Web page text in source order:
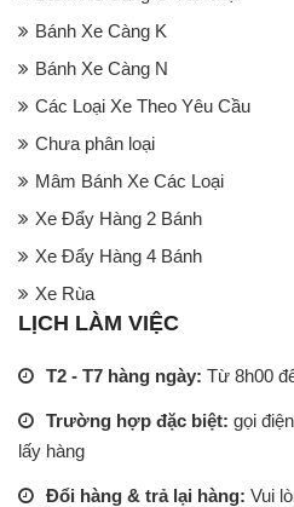
Bánh Xe Càng K
Bánh Xe Càng N
Các Loại Xe Theo Yêu Cầu
Chưa phân loại
Mâm Bánh Xe Các Loại
Xe Đẩy Hàng 2 Bánh
Xe Đẩy Hàng 4 Bánh
Xe Rùa
LỊCH LÀM VIỆC
T2 - T7 hàng ngày: Từ 8h00
Trường hợp đặc biệt: gọi
lấy hàng
Đổi hàng & trả lại hàng: Vui